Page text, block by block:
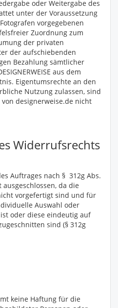
oder Weitergabe des
unter der Voraussetzung
vorgegebenen
Zuordnung zum
der privaten
der aufschiebenden
Bezahlung sämtlicher
aus dem
Eigentumsrechte an den
Nutzung zulassen, sind
designerweise.de nicht
Widerrufsrechts
Auftrages nach § 312g Abs.
da die
vorgefertigt sind und für
Auswahl oder
oder diese eindeutig auf
sind (§ 312g
keine Haftung für die